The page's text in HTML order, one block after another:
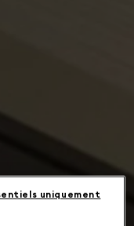
uniquement